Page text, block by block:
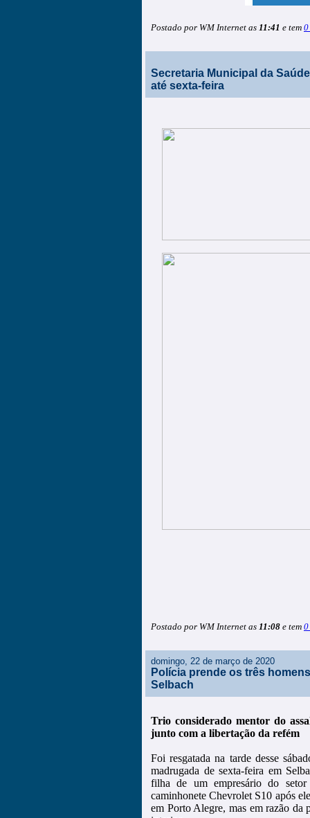
Postado por WM Internet as 11:41 e tem 0
Secretaria Municipal da
até sexta-feira
Postado por WM Internet as 11:08 e tem 0
domingo, 22 de março de 2020
Polícia prende os três
Selbach
Trio considerado mentor do
junto com a libertação da refém
Foi resgatada na tarde desse
madrugada de sexta-feira em
filha de um empresário do
caminhonete Chevrolet S10 após
em Porto Alegre, mas em razão da